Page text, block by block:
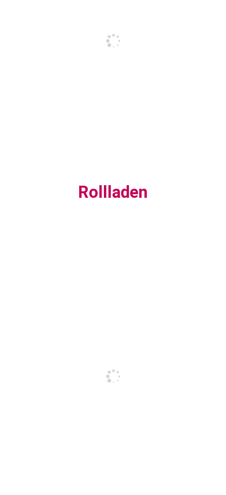
Rollladen